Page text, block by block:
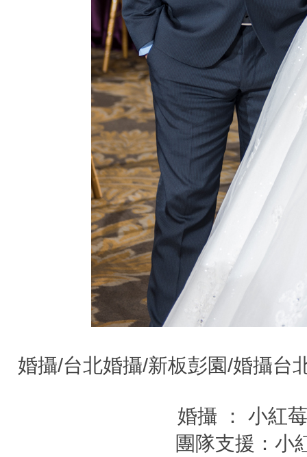
婚攝/台北婚攝/新板彭園/婚
婚攝 ： 小紅
團隊支援：小